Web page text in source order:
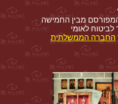
מבין החמישה
לאומי
החברה הממשלתית